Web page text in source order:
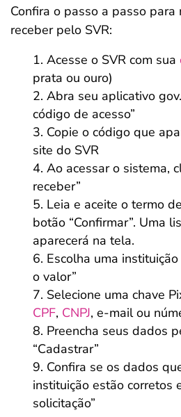
Confira o passo a passo
receber pelo SVR:
Acesse o SVR com sua
prata ou ouro)
Abra seu aplicativo
código de acesso”
Copie o código que
site do SVR
Ao acessar o sistema,
receber”
Leia e aceite o termo
botão “Confirmar”. Uma
aparecerá na tela.
Escolha uma
o valor”
Selecione uma chave
CPF, CNPJ, e-mail ou
Preencha seus dados
“Cadastrar”
Confira se os dados
instituição estão corretos
solicitação”